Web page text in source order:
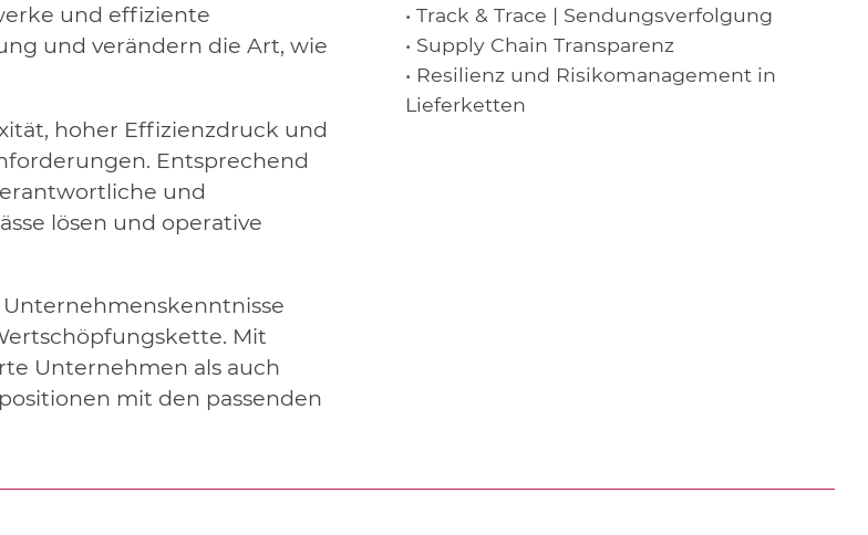
und effiziente
und verändern die Art, wie
hoher Effizienzdruck und
Entsprechend
und
lösen und operative
Mit
Unternehmen als auch
mit den passenden
• Track & Trace | Sendungsverfolgung
• Supply Chain Transparenz
• Resilienz und Risikomanagement in
Lieferketten